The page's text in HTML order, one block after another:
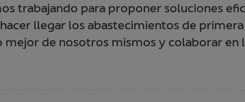
trabajando para proponer soluciones
llegar los abastecimientos de
de nosotros mismos y colaborar en